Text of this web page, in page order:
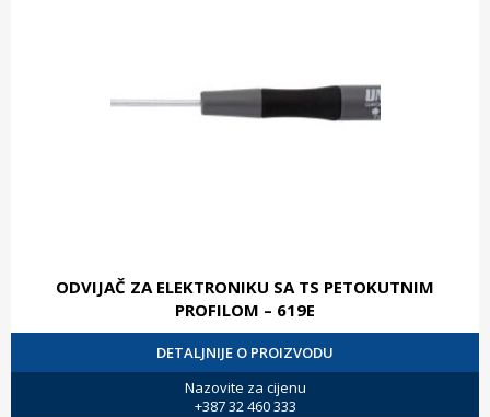
ODVIJAČ ZA ELEKTRONIKU SA TS PETOKUTNIM
PROFILOM – 619E
DETALJNIJE O PROIZVODU
Nazovite za cijenu
+387 32 460 333